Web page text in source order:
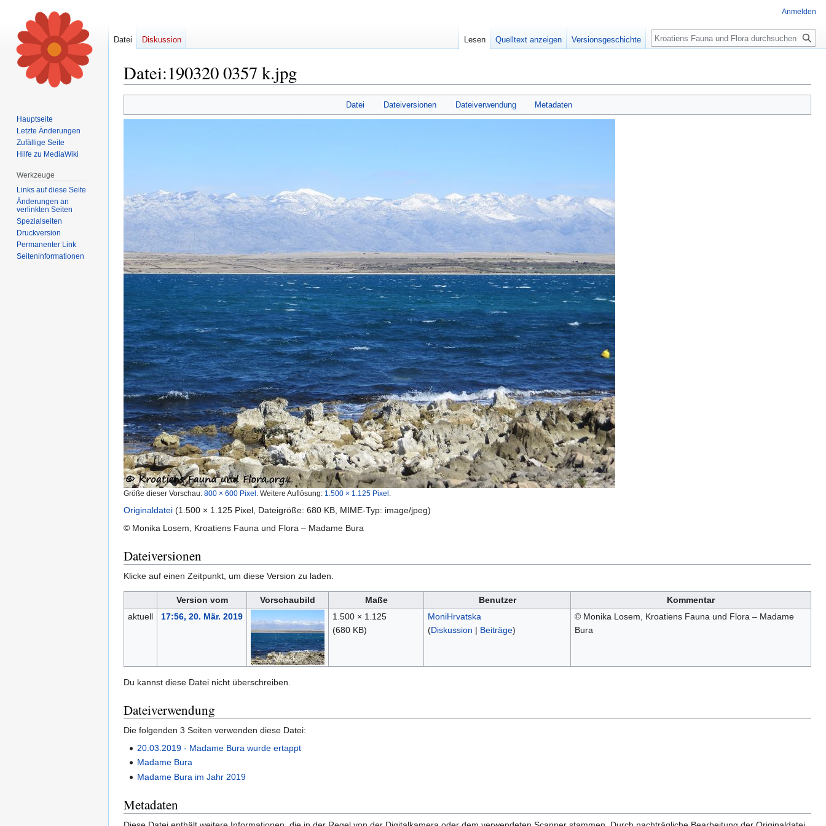
Datei:190320 0357 k.jpg
Navigation
Suche
Datei Dateiversionen Dateiverwendung Metadaten
Größe dieser Vorschau: 800 × 600 Pixel Weitere Auflösung: 1.500 × 1.125 Pixel
Originaldatei (1.500 × 1.125 Pixel, Dateigröße: 680 KB, MIME-Typ: image/jpeg)
© Monika Losem, Kroatiens Fauna und Flora – Madame Bura
Dateiversionen
Klicke auf einen Zeitpunkt, um diese Version zu laden.
Version vom Vorschaubild Maße Benutzer
Kommentar
aktuell
17:56, 20. Mär. 2019
1.500 × 1.125
(680 KB)
MoniHrvatska
(Diskussion | Beiträge)
© Monika Losem, Kroatiens Fauna und Flora – Madame
Bura
Du kannst diese Datei nicht überschreiben.
Dateiverwendung
Die folgenden 3 Seiten verwenden diese Datei:
20.03.2019 - Madame Bura wurde ertappt
Madame Bura
Madame Bura im Jahr 2019
Metadaten
Anmelden
Datei Diskussion Lesen Quelltext anzeigen Versionsgeschichte Suche
Hauptseite
Letzte Änderungen
Zufällige Seite
Hilfe zu MediaWiki
Werkzeuge
Links auf diese Seite
Änderungen an
verlinkten Seiten
Spezialseiten
Druckversion
Permanenter Link
Seiten­informationen